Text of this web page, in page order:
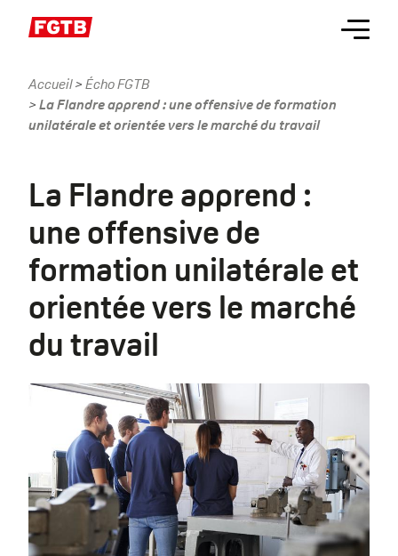
Menu
Fil
d'Ariane
Accueil
Écho FGTB
La Flandre apprend : une offensive de formation
unilatérale et orientée vers le marché du travail
La Flandre apprend :
une offensive de
formation unilatérale et
orientée vers le marché
du travail